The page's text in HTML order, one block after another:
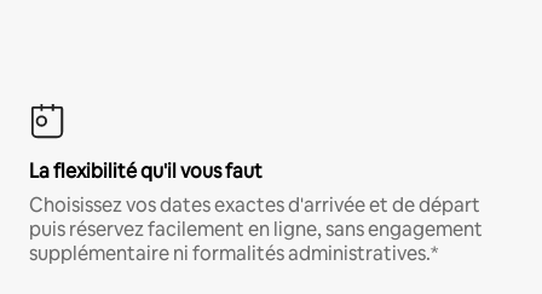
La flexibilité qu'il vous faut
Choisissez vos dates exactes d'arrivée et de départ
puis réservez facilement en ligne, sans engagement
supplémentaire ni formalités administratives.*